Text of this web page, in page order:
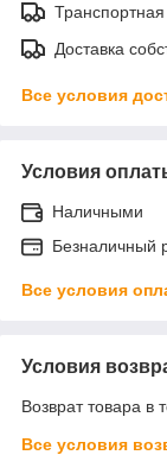
Доставка
Все условия
Условия
Наличными
Безналичный
Все условия
Условия
Возврат товара в
Все условия